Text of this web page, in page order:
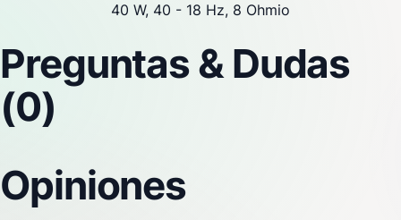
40 W, 40 - 18 Hz, 8 Ohmio
Preguntas & Dudas
(0)
Opiniones